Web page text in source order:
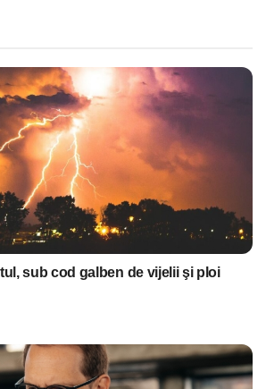
sub cod galben de vijelii şi ploi